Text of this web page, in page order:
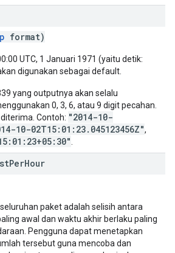
format)
UTC, 1 Januari 1971 (yaitu detik:
digunakan sebagai default.
yang outputnya akan selalu
0, 3, 6, atau 9 digit pecahan.
Contoh: "2014-10-
10-02T15:01:23.045123456Z",
PerHour
paket adalah selisih antara
awal dan waktu akhir berlaku paling
Pengguna dapat menetapkan
tersebut guna mencoba dan